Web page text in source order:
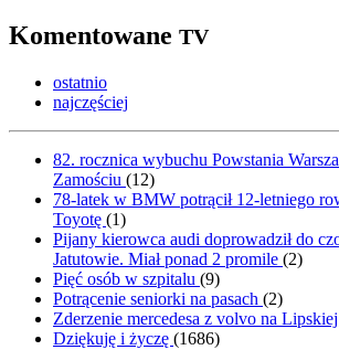
Komentowane TV
ostatnio
najczęściej
82. rocznica wybuchu Powstania
Zamościu (12)
78-latek w BMW potrącił 12-letniego
Toyotę (1)
Pijany kierowca audi doprowadził do
Jatutowie. Miał ponad 2 promile (2)
Pięć osób w szpitalu (9)
Potrącenie seniorki na pasach (2)
Zderzenie mercedesa z volvo na Lipskiej
Dziękuję i życzę (1686)